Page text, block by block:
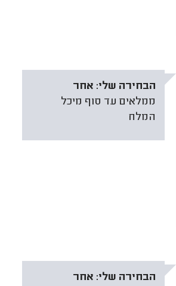
הבחירה שלי: אחר
ממלאים עד סוף מיכל
המלח
הבחירה שלי: אחר